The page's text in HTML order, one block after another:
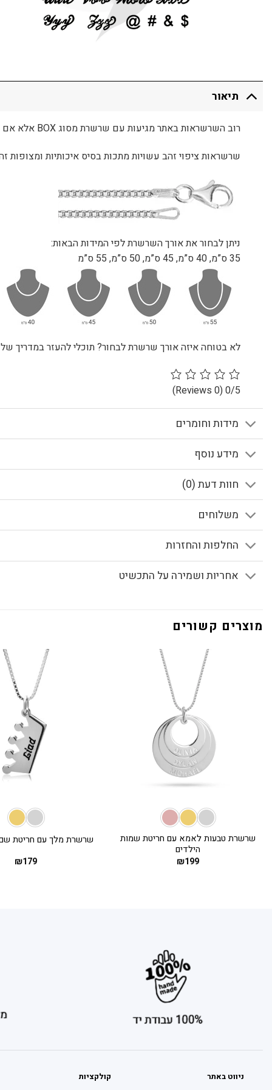
תיאור
רוב השרשראות באתר מגיעות עם שרשרת מסוג BOX אלא אם צוין אחרת
שרשראות ציפוי זהב עשויות מתכות בסיס איכותיות ומצופות זהב 24 קראט להענקת מראה יוקרתי ואיכות
ניתן לבחור את אורך השרשרת לפי המידות הבאות:
35 ס”מ, 40 ס”מ, 45 ס”מ, 50 ס”מ, 55 ס”מ
לא בטוחה איזה אורך שרשרת לבחור? תוכלי להעזר במדריך
0/5
(0 Reviews)
מידות וחומרים
מידע נוסף
חוות דעת (0)
משלוחים
החלפות והחזרות
אחריות ושמירה על התכשיט
מוצרים קשורים
שרשרת טבעות לאמא עם חריטת שמות
הילדים
₪199
שרשרת מלך עם חריטת שם •
₪179
ניווט באתר קולקציות